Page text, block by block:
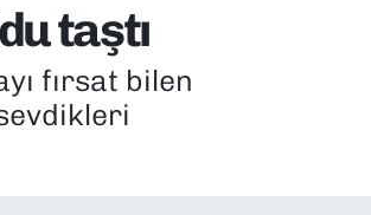
taştı
fırsat bilen